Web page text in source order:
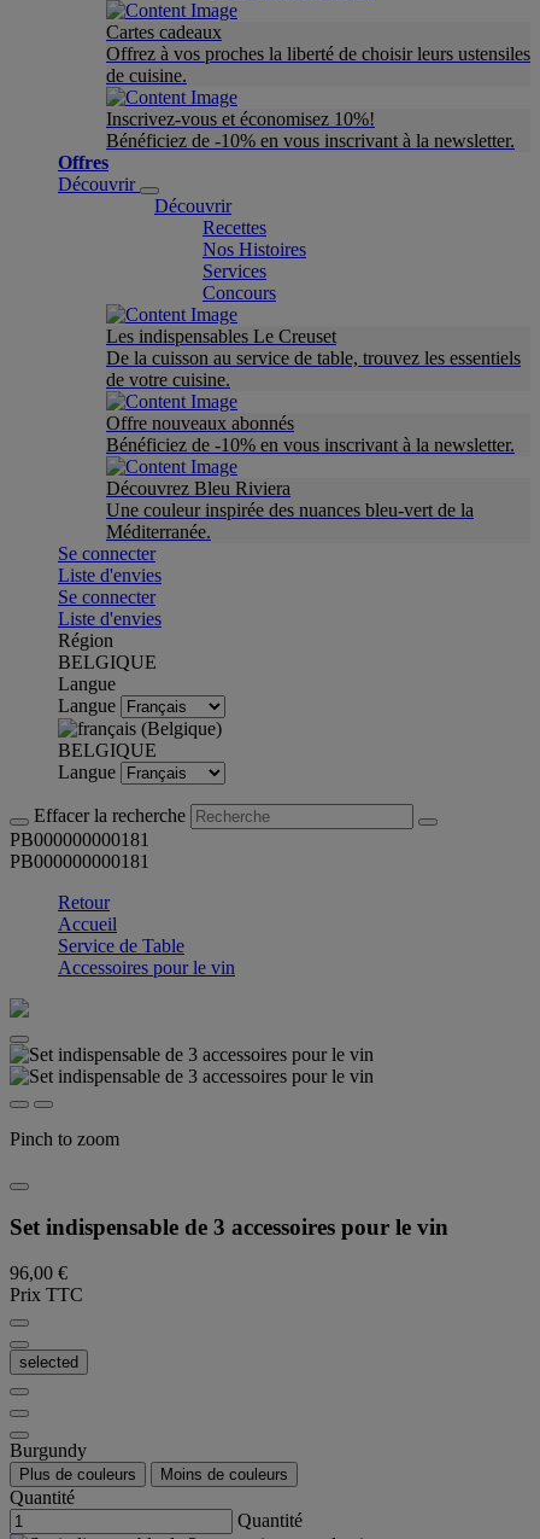
Cartes cadeaux
Offrez à vos proches la liberté de choisir leurs ustensiles
de cuisine.
Inscrivez-vous et économisez 10%!
Bénéficiez de -10% en vous inscrivant à la newsletter.
Offres
Découvrir
Découvrir
Recettes
Nos Histoires
Services
Concours
Les indispensables Le Creuset
De la cuisson au service de table, trouvez les essentiels
de votre cuisine.
Offre nouveaux abonnés
Bénéficiez de -10% en vous inscrivant à la newsletter.
Découvrez Bleu Riviera
Une couleur inspirée des nuances bleu-vert de la
Méditerranée.
Se connecter
Liste d'envies
Se connecter
Liste d'envies
Région
BELGIQUE
Langue
Langue
BELGIQUE
Langue
Effacer la recherche
PB000000000181
PB000000000181
Retour
Accueil
Service de Table
Accessoires pour le vin
Pinch to zoom
Set indispensable de 3 accessoires pour le vin
96,00 €
Prix TTC
selected
Burgundy
Plus de couleurs Moins de couleurs
Quantité
Quantité